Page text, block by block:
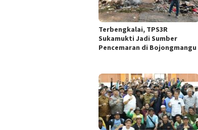
Terbengkalai, TPS3R
Sukamukti Jadi Sumber
Pencemaran di Bojongmangu